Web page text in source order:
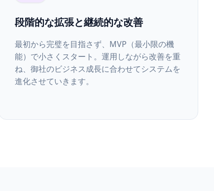
段階的な拡張と継続的な改善
最初から完璧を目指さず、MVP（最小限の機
能）で小さくスタート。運用しながら改善を重
ね、御社のビジネス成長に合わせてシステムを
進化させていきます。